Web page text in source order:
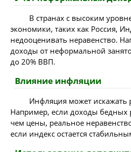
В странах с высоким
экономики, таких как Россия,
недооценивать неравенство.
доходы от неформальной
до 20% ВВП.
Влияние инфляции
Инфляция может искажать
Например, если доходы бедных
чем цены, реальное
если индекс остается